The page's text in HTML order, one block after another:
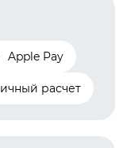
Apple Pay
расчет